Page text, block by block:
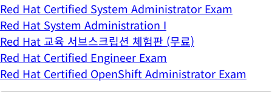
Red Hat Certified System Administrator Exam
Red Hat System Administration I
Red Hat 교육 서브스크립션 체험판 (무료)
Red Hat Certified Engineer Exam
Red Hat Certified OpenShift Administrator Exam